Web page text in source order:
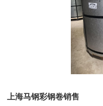
上海马钢彩钢卷销售